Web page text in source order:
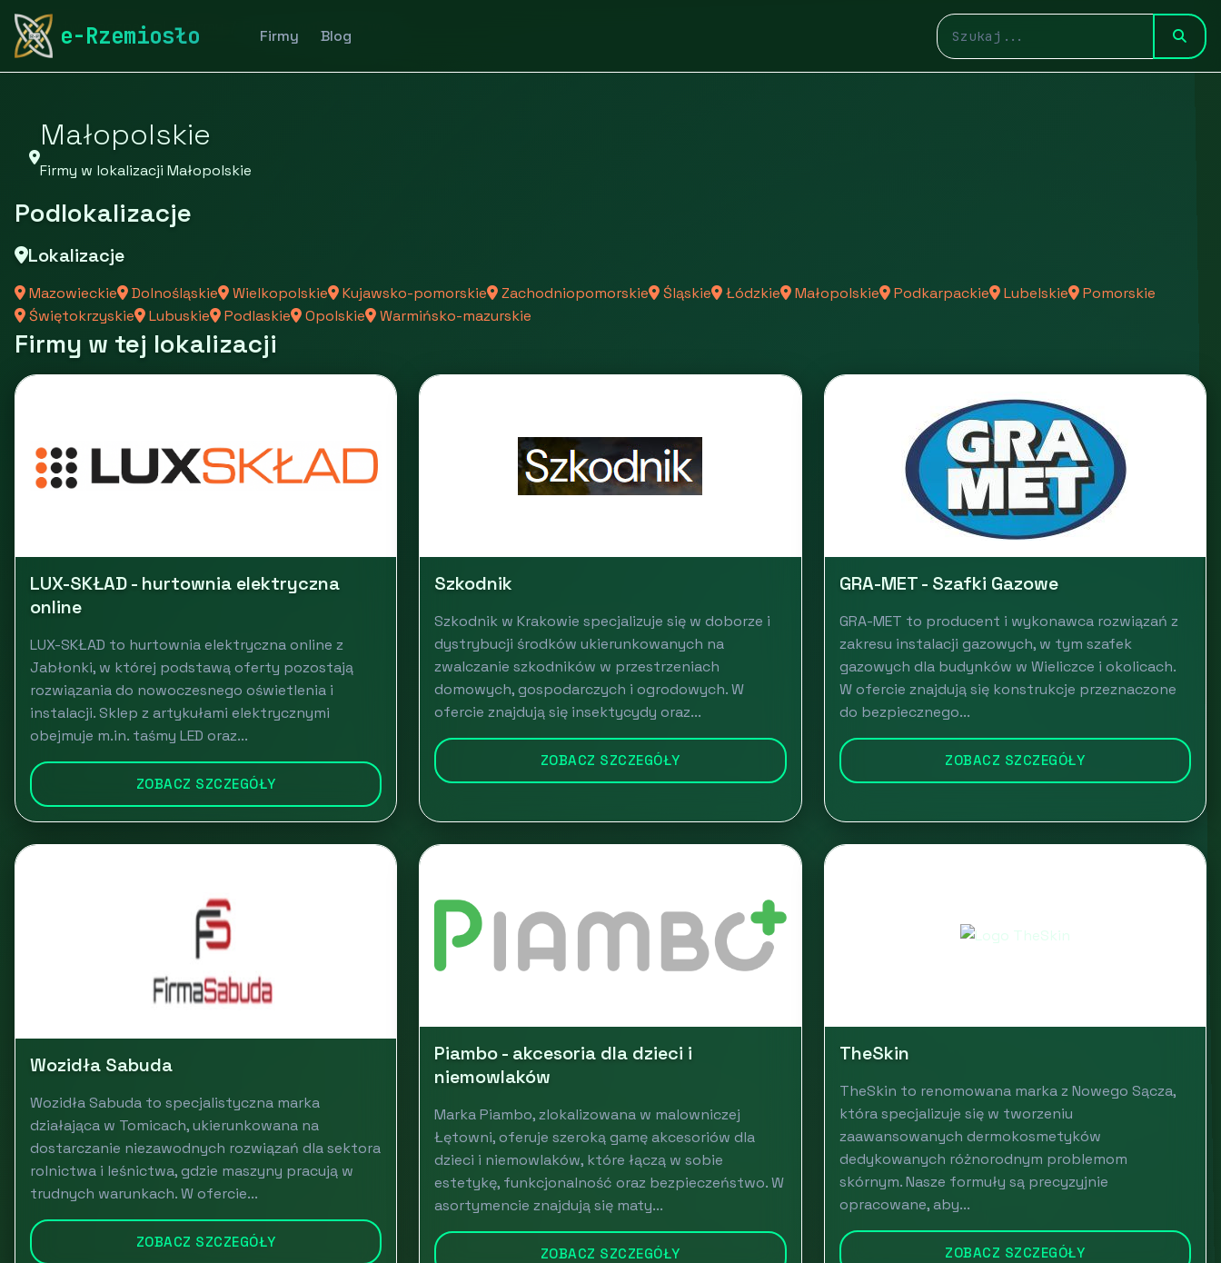
e-Rzemiosło Firmy Blog
rymarstwo-poznan.pl
Małopolskie
Firmy w lokalizacji Małopolskie
Podlokalizacje
Lokalizacje
Mazowieckie Dolnośląskie Wielkopolskie Kujawsko-pomorskie Zachodniopomorskie Śląskie Łódzkie Małopolskie Podkarpackie Lubelskie
Pomorskie
Świętokrzyskie
Lubuskie Podlaskie Opolskie Warmińsko-mazurskie
Firmy w tej lokalizacji
LUX-SKŁAD - hurtownia elektryczna
online
LUX-SKŁAD to hurtownia elektryczna online z
Jabłonki, w której podstawą oferty pozostają
rozwiązania do nowoczesnego oświetlenia i
instalacji. Sklep z artykułami elektrycznymi
obejmuje m.in. taśmy LED oraz...
ZOBACZ SZCZEGÓŁY
Szkodnik
Szkodnik w Krakowie specjalizuje się w doborze i
dystrybucji środków ukierunkowanych na
zwalczanie szkodników w przestrzeniach
domowych, gospodarczych i ogrodowych. W
ofercie znajdują się insektycydy oraz...
ZOBACZ SZCZEGÓŁY
GRA-MET - Szafki Gazowe
GRA-MET to producent i wykonawca rozwiązań z
zakresu instalacji gazowych, w tym szafek
gazowych dla budynków w Wieliczce i okolicach.
W ofercie znajdują się konstrukcje przeznaczone
do bezpiecznego...
ZOBACZ SZCZEGÓŁY
Wozidła Sabuda
Wozidła Sabuda to specjalistyczna marka
działająca w Tomicach, ukierunkowana na
dostarczanie niezawodnych rozwiązań dla sektora
rolnictwa i leśnictwa, gdzie maszyny pracują w
trudnych warunkach. W ofercie...
ZOBACZ SZCZEGÓŁY
Piambo - akcesoria dla dzieci i
niemowlaków
Marka Piambo, zlokalizowana w malowniczej
Łętowni, oferuje szeroką gamę akcesoriów dla
dzieci i niemowlaków, które łączą w sobie
estetykę, funkcjonalność oraz bezpieczeństwo. W
asortymencie znajdują się maty...
ZOBACZ SZCZEGÓŁY
TheSkin
TheSkin to renomowana marka z Nowego Sącza,
która specjalizuje się w tworzeniu
zaawansowanych dermokosmetyków
dedykowanych różnorodnym problemom
skórnym. Nasze formuły są precyzyjnie
opracowane, aby...
ZOBACZ SZCZEGÓŁY